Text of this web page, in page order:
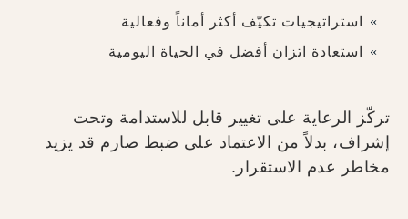
استراتيجيات تكيّف أكثر أماناً وفعالية
استعادة اتزان أفضل في الحياة اليومية
تركّز الرعاية على تغيير قابل للاستدامة وتحت
إشراف، بدلاً من الاعتماد على ضبط صارم قد يزيد
مخاطر عدم الاستقرار.